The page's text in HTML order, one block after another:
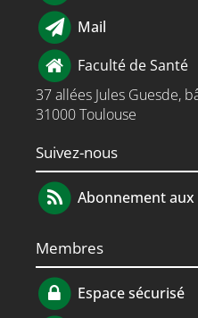
Mail
Faculté de Santé
37 allées Jules Guesde,
31000 Toulouse
Suivez-nous
Abonnement aux
Membres
Espace sécurisé